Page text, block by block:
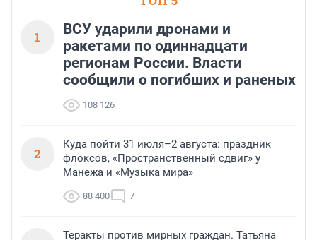
1
ВСУ ударили дронами и
ракетами по одиннадцати
регионам России. Власти
сообщили о погибших и раненых
108 126
2
Куда пойти 31 июля–2 августа: праздник
флоксов, «Пространственный сдвиг» у
Манежа и «Музыка мира»
88 400 7
Теракты против мирных граждан. Татьяна